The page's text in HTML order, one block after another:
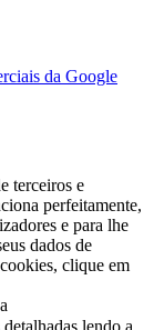
da Google
terceiros e
perfeitamente,
e para lhe
dados de
clique em
lendo a